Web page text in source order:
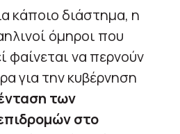
κάποιο διάστημα, η
όμηροι που
φαίνεται να περνούν
για την κυβέρνηση
των
στο